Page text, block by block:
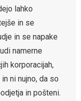
lahko
in se
in se napake
namerne
korporacijah,
ni nujno, da so
in pošteni.